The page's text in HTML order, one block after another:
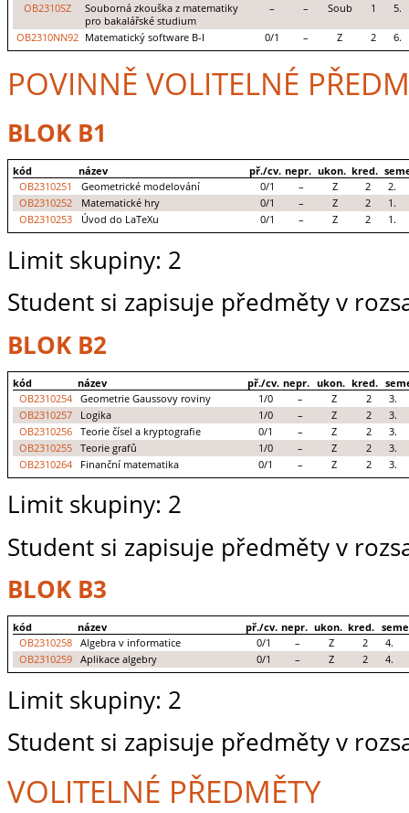
OB2310SZ
Souborná zkouška z matematiky
pro bakalářské studium
– – Soub 1 5.
OB2310NN92 Matematický software B-I 0/1 – Z 2 6.
POVINNĚ VOLITELNÉ
BLOK B1
kód název př./cv. nepr. ukon. kred.
OB2310251
Geometrické modelování 0/1 – Z 2
2.
OB2310252
Matematické hry 0/1 – Z 2
1.
OB2310253
Úvod do LaTeXu 0/1 – Z 2 1.
Limit skupiny: 2
Student si zapisuje předměty v
BLOK B2
kód název př./cv. nepr. ukon. kred.
OB2310254
Geometrie Gaussovy roviny 1/0 – Z 2
3.
OB2310257
Logika 1/0 – Z 2
3.
OB2310256
Teorie čísel a kryptografie 0/1 – Z 2
3.
OB2310255
Teorie grafů 1/0 – Z 2
3.
OB2310264
Finanční matematika 0/1 – Z 2 3.
Limit skupiny: 2
Student si zapisuje předměty v
BLOK B3
kód název př./cv. nepr. ukon. kred.
OB2310258
Algebra v informatice 0/1 – Z 2
4.
OB2310259
Aplikace algebry 0/1 – Z 2 4.
Limit skupiny: 2
Student si zapisuje předměty v
VOLITELNÉ PŘEDMĚTY